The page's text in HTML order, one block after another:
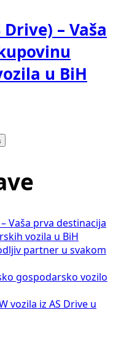
– Vaša
u BiH
Vaša prva destinacija
vozila u BiH
partner u svakom
gospodarsko vozilo
vozila iz AS Drive u